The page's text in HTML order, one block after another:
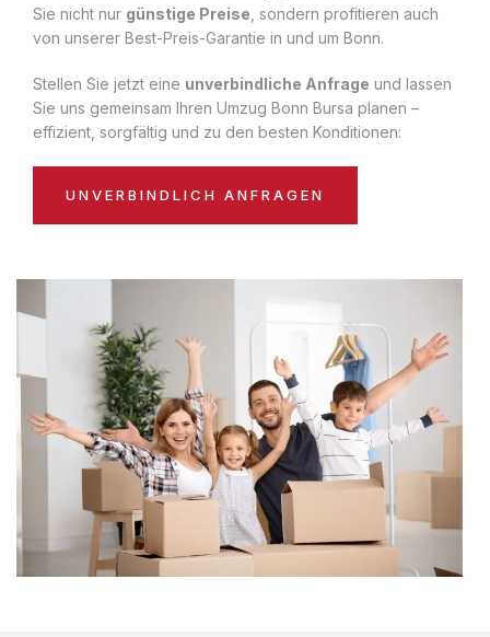
Sie nicht nur günstige Preise , sondern profitieren auch
von unserer Best-Preis-Garantie in und um Bonn.
Stellen Sie jetzt eine unverbindliche Anfrage und lassen
Sie uns gemeinsam Ihren Umzug Bonn Bursa planen –
effizient, sorgfältig und zu den besten Konditionen:
UNVERBINDLICH ANFRAGEN